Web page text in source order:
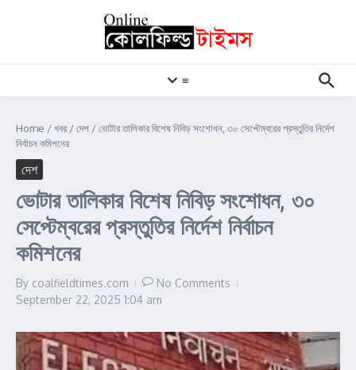
≡
Home /খবর /দেশ /ভোটার তালিকার বিশেষ নিবিড় সংশোধন, ৩০ সেপ্টেম্বরের প্রস্তুতির নির্দেশ
নির্বাচন কমিশনের
দেশ
ভোটার তালিকার বিশেষ নিবিড় সংশোধন, ৩০
সেপ্টেম্বরের প্রস্তুতির নির্দেশ নির্বাচন
কমিশনের
By coalfieldtimes.com
No Comments
September 22, 2025 1:04 am